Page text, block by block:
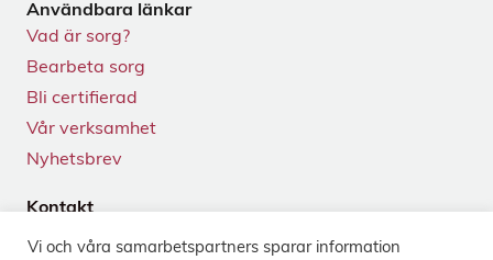
Användbara länkar
Vad är sorg?
Bearbeta sorg
Bli certifierad
Vår verksamhet
Nyhetsbrev
Kontakt
113 59 Stockholm
Vi och våra samarbets­partners sparar information